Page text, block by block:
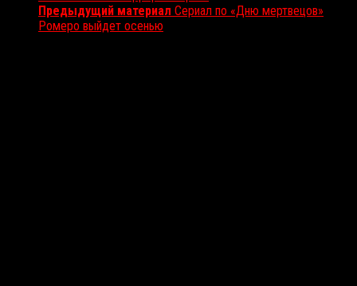
Предыдущий материал Сериал по «Дню мертвецов»
Ромеро выйдет осенью